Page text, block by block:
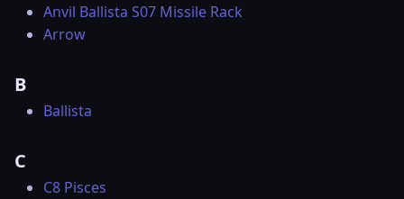
Anvil Ballista S07 Missile Rack
Arrow
B
Ballista
C
C8 Pisces